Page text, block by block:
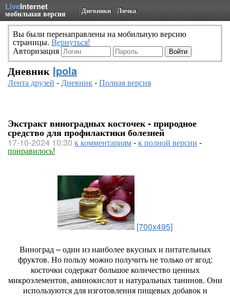
LiveInternet
мобильная версия Дневники Личка
Вы были перенаправлены на мобильную версию
страницы. Вернуться!
Авторизация
Дневник Ipola
Лента друзей -Дневник-Полная версия
Экстракт виноградных косточек - природное
средство для профилактики болезней
17-10-2024 10:30 к комментариям-к полной версии -
понравилось!
[700x495]
Виноград – один из наиболее вкусных и питательных
фруктов. Но пользу можно получить не только от ягод:
косточки содержат большое количество ценных
микроэлементов, аминокислот и натуральных танинов. Они
используются для изготовления пищевых добавок и